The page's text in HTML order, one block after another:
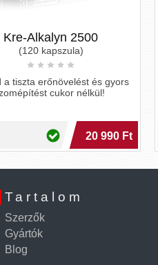
Kre-Alkalyn 2500
(120 kapszula)
a tiszta erőnövelést és gyors
cukor nélkül!
20 990 Ft
Tartalom
Szerzők
Gyártók
Blog